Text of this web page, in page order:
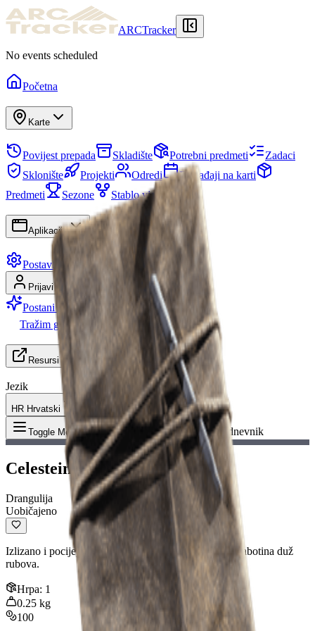
ARCTracker
No events scheduled
Početna
Karte
Povijest prepada Skladište Potrebni predmeti
Zadaci
Sklonište
Projekti Odredi
Događaji na karti
Predmeti
Sezone Stablo vještina
Aplikacije
Postavke
Prijavi se Registriraj se
Postani Premium
Tražim grupu
Resursi
Jezik
HR Hrvatski
Toggle Menu Predmet:Celestein dnevnik
Celestein dnevnik
Drangulija
Uobičajeno
Izlizano i pocijepano, možete vidjeti nejasan obris škrabotina duž
rubova.
Hrpa: 1
0.25 kg
100